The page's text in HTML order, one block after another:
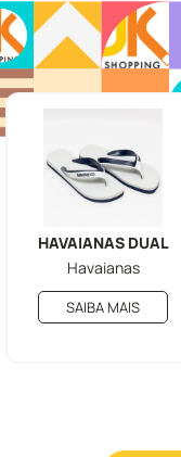
HAVAIANAS DUAL
Havaianas
SAIBA MAIS